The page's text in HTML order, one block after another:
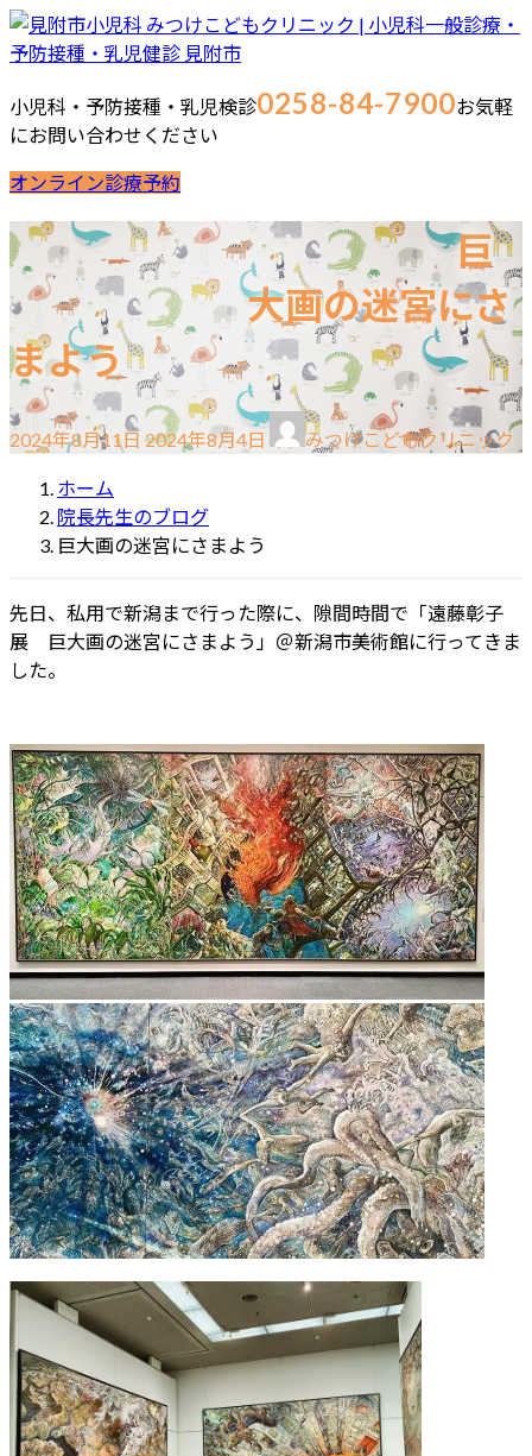
コ
ン
ン
ツ
へ
ス
キ
ッ
プ
ナ
ビ
ー
シ
ョ
ン
に
移
動
小児科・予防接種・乳児検診0258-84-7900お気軽
にお問い合わせください
オンライン診療予約
ホーム 最新情報 ご挨拶 診療案内 当院の取り組み
院長・スタッフブログ
院長ブログ
スタッフブログ
お問合せ
巨
大画の迷宮にさ
まよう
2024年8月11日
最
終
新
日
2024年8月4日 みつけこどもクリニック
ホーム
院長先生のブログ
巨大画の迷宮にさまよう
先日、私用で新潟まで行った際に、隙間時間で「遠藤彰子
展 巨大画の迷宮にさまよう」＠新潟市美術館に行ってきま
した。